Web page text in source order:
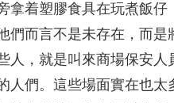
着塑膠食具在玩煮飯仔
們而言不是未存在，而
人，就是叫來商場保安人
人們。這些場面實在也太